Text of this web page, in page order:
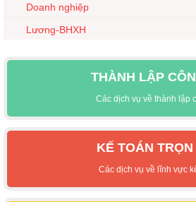
Doanh nghiệp
Lương-BHXH
THÀNH LẬP
Các dịch vụ về thành lập
KẾ TOÁN TRỌN
Các dịch vụ về lĩnh vực